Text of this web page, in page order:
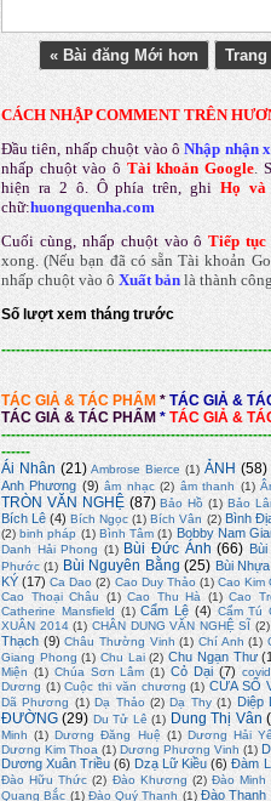
« Bài đăng Mới hơn
CÁCH NHẬP COMMENT TRÊN
Đầu tiên, nhấp chuột vào ô Nhập nhận
nhấp chuột vào ô Tài khoản Google.
hiện ra 2 ô. Ô phía trên, ghiHọ và
chữ:huongquenha.com
Cuối cùng, nhấp chuột vào ô Tiếp tục
xong.(Nếu bạn đã có sẵn Tài khoản
nhấp chuột vào ôXuất bản là thành công
Số lượt xem tháng trước
TÁC GIẢ & TÁC PHẨM * TÁC GIẢ &
TÁC GIẢ & TÁC PHẨM * TÁC GIẢ &
------
Ái Nhân (21) Ambrose Bierce (1) ẢNH (58)
Anh Phương (9) âm nhạc (2) âm thanh (1)
TRÒN VĂN NGHỆ (87) Bảo Hồ (1) Bảo
Bích Lê (4) Bích Ngọc (1) Bích Vân (2) Bình
(2) binh pháp (1) Bình Tâm (1) Bobby Nam
Danh Hải Phong (1) Bùi Đức Ánh (66)
Phước (1) Bùi Nguyên Bằng (25) Bùi Nhựa
KÝ (17) Ca Dao (2) Cao Duy Thảo (1) Cao Kim
Cao Thoại Châu
(1) Cao Thu Hà (1) Cao
Catherine Mansfield (1) Cẩm Lệ (4) Cẩm Tú
XUÂN 2014 (1) CHÂN DUNG VĂN NGHỆ SĨ (2)
Thạch (9) Châu Thường Vinh (1) Chí Anh (1)
Giang Phong (1) Chu Lai (2) Chu Ngạn Thư
Miện (1) Chúa Sơn Lâm (1) Cỏ Dại (7)
Dương (1) Cuộc thi văn chương (1) CỬA SỔ
Dã Phương (1) Dạ Thảo (2) Dạ Thy (1) Diệp
ĐƯỜNG (29) Du Tử Lê (1) Dung Thị Vân
Minh (1) Dương Đăng Huệ (1) Dương Hải
Dương Kim Thoa (1) Dương Phương Vinh (1)
Dương Xuân Triều (6) Dzạ Lữ Kiều (6) Đàm
Đào Hữu Thức (2) Đào Khương (2) Đào Minh
Quang Bắc (1) Đào Quý Thạnh (1) Đào Thanh